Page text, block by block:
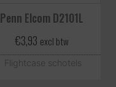
Penn Elcom D2101L
€3,93 excl btw
Flightcase schotels